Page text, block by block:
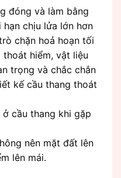
đóng và làm bằng
chịu lửa lớn hơn
chặn hoả hoạn tối
hiểm, vật liệu
trọng và chắc chắn
kế cầu thang thoát
cầu thang khi gặp
nên mặt đất lên
lên mái.